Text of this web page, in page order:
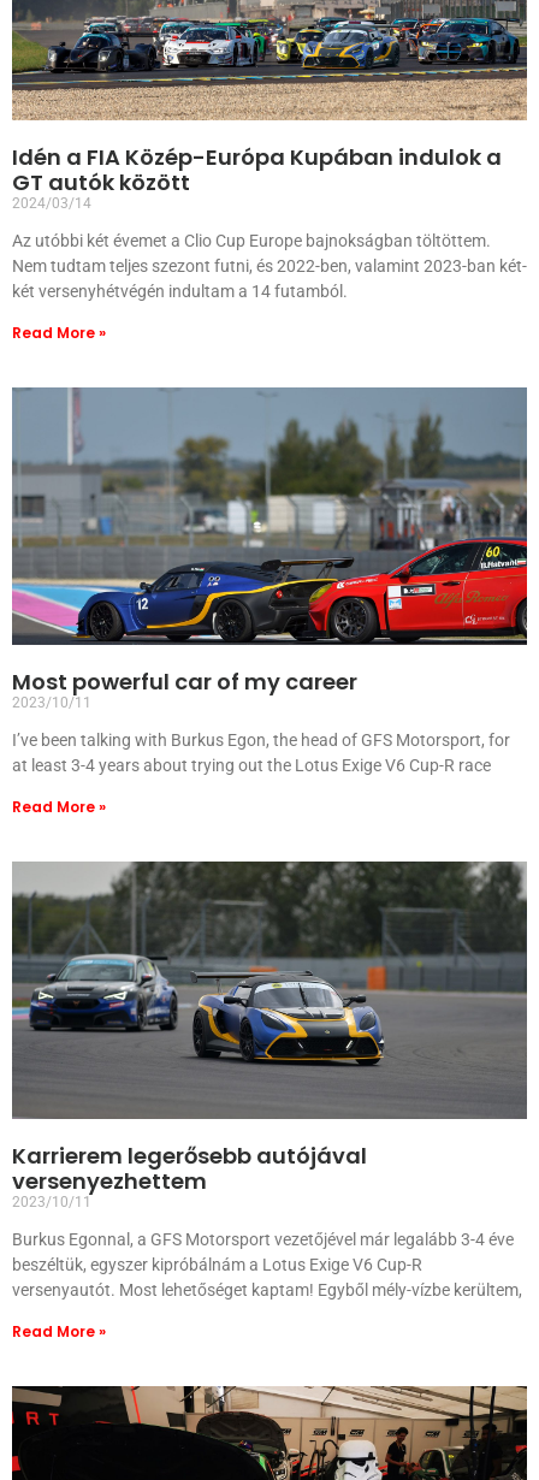
Idén a FIA Közép-Európa Kupában indulok a
GT autók között
2024/03/14
Az utóbbi két évemet a Clio Cup Europe bajnokságban töltöttem.
Nem tudtam teljes szezont futni, és 2022-ben, valamint 2023-ban két-
két versenyhétvégén indultam a 14 futamból.
Read More »
Most powerful car of my career
2023/10/11
I’ve been talking with Burkus Egon, the head of GFS Motorsport, for
at least 3-4 years about trying out the Lotus Exige V6 Cup-R race
Read More »
Karrierem legerősebb autójával
versenyezhettem
2023/10/11
Burkus Egonnal, a GFS Motorsport vezetőjével már legalább 3-4 éve
beszéltük, egyszer kipróbálnám a Lotus Exige V6 Cup-R
versenyautót. Most lehetőséget kaptam! Egyből mély-vízbe kerültem,
Read More »